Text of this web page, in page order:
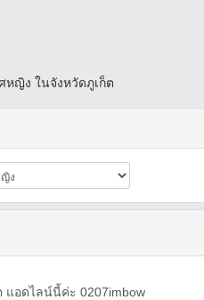
หญิง ในจังหวัดภูเก็ต
แอดไลน์นี้ค่ะ 0207imbow